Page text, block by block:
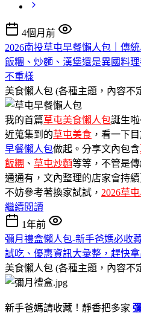
4個月前
2026南投草屯早餐懶人包｜傳
飯糰、炒麵、漢堡還是異國料
不重樣
美食懶人包 (各種主題，內容不
我的首篇草屯美食懶人包誕生
近蒐集到的草屯美食 ，看一下
早餐懶人包做起。分享文內包含
飯糰 、 草屯炒麵等等，不管是
通通有，文內整理的店家會持
不妨參考著換家試試， 2026草
繼續閱讀
1年前
彌月禮盒懶人包-新手爸媽必收
試吃、優惠資訊大彙整，趕快
美食懶人包 (各種主題，內容不
新手爸媽請收藏！靜香把多家